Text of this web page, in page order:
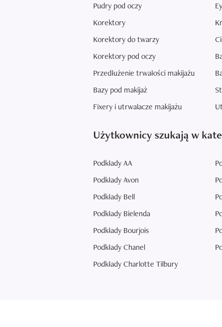
Pudry pod oczy
Korektory
Korektory do twarzy
Korektory pod oczy
Przedłużenie trwałości makijażu
Bazy pod makijaż
Fixery i utrwalacze makijażu
Użytkownicy szukają w
Podkłady AA
Podkłady Avon
Podkłady Bell
Podkłady Bielenda
Podkłady Bourjois
Podkłady Chanel
Podkłady Charlotte Tilbury